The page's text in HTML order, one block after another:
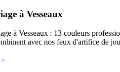
à Vesseaux
à Vesseaux : 13 couleurs
avec nos feux d'artifice de